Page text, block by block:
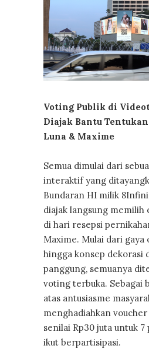
Voting Publik di
Diajak Bantu
Luna & Maxime
Semua dimulai dari
interaktif yang
Bundaran HI milik
diajak langsung
di hari resepsi
Maxime. Mulai dari gaya
hingga konsep dekorasi
panggung, semuanya
voting terbuka. Sebagai
atas antusiasme
menghadiahkan
senilai Rp30 juta untuk
ikut berpartisipasi.